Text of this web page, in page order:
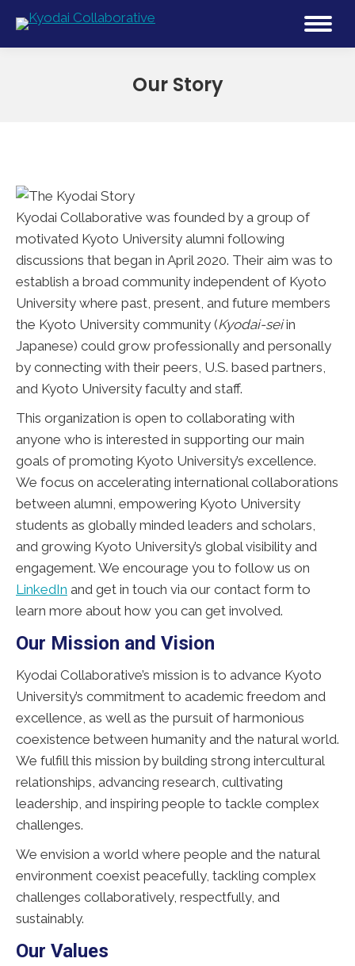
Our Story
Kyodai Collaborative was founded by a group of
motivated Kyoto University alumni following
discussions that began in April 2020. Their aim was to
establish a broad community independent of Kyoto
University where past, present, and future members
the Kyoto University community (Kyodai-seiin
Japanese) could grow professionally and personally
by connecting with their peers, U.S. based partners,
and Kyoto University faculty and staff.
This organization is open to collaborating with
anyone who is interested in supporting our main
goals of promoting Kyoto University’s excellence.
We focus on accelerating international collaborations
between alumni, empowering Kyoto University
students as globally minded leaders and scholars,
and growing Kyoto University’s global visibility and
engagement. We encourage you to follow us on
LinkedIn and get in touch via our contact form to
learn more about how you can get involved.
Our Mission and Vision
Kyodai Collaborative’s mission is to advance Kyoto
University’s commitment to academic freedom and
excellence, as well as the pursuit of harmonious
coexistence between humanity and the natural world.
We fulfill this mission by building strong intercultural
relationships, advancing research, cultivating
leadership, and inspiring people to tackle complex
challenges.
We envision a world where people and the natural
environment coexist peacefully, tackling complex
challenges collaboratively, respectfully, and
sustainably.
Our Values